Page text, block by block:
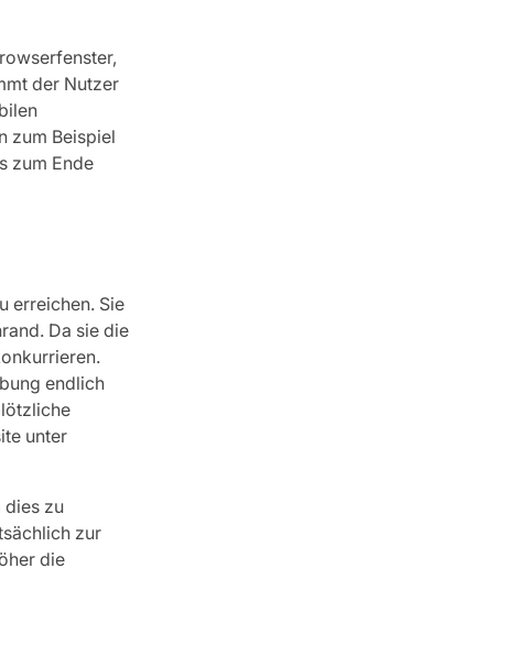
der Nutzer
zum Beispiel
zum Ende
erreichen. Sie
Da sie die
endlich
unter
dies zu
zur
die